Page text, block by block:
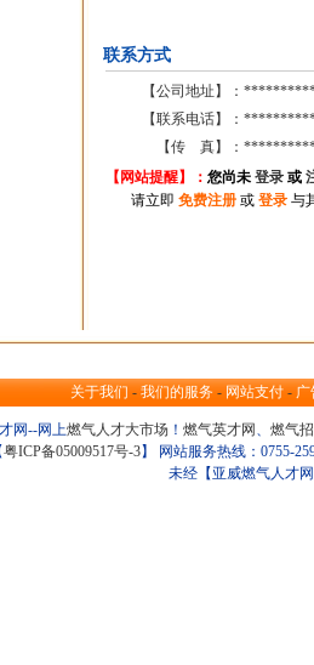
联系方式
【公司地址】：
【联系电话】：
【传 真】：
【网站提醒】： 您尚未 登录 或
请立即 免费注册 或 登录 与
关于我们 - 我们的服务- 网站支付- 广
网--网上燃气人才大市场 ！ 燃气英才网 、 燃气
粤ICP备05009517号-3】 网站服务热线：0755-
未经【亚威燃气人才